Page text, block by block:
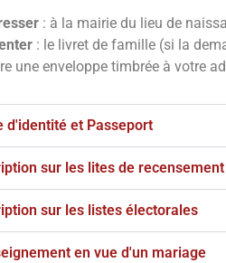
sur notre site en
dessous
: à la mairie du lieu de
: le livret de famille (si la
une enveloppe timbrée à votre
d'identité et Passeport
sur les lites de
sur les listes électorales
en vue d'un mariage